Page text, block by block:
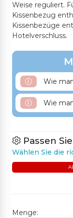
Weise reguliert.
Kissenbezug
Kissenbezüge
Hotelverschluss.
Wie
Wie
Passen
Wählen Sie die
Menge: